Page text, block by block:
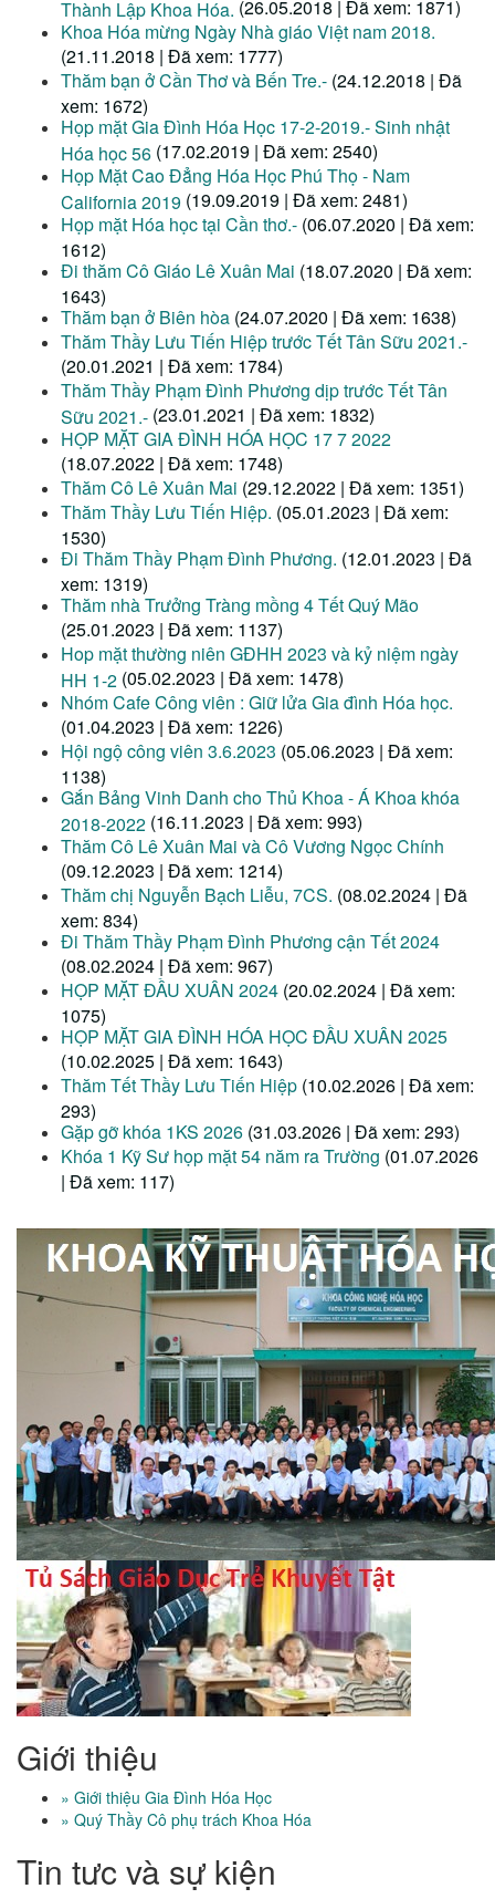
Thành Lập Khoa Hóa. (26.05.2018 | Đã xem: 1871)
Khoa Hóa mừng Ngày Nhà giáo Việt nam 2018.
(21.11.2018 | Đã xem: 1777)
Thăm bạn ở Cần Thơ và Bến Tre.- (24.12.2018 | Đã
xem: 1672)
Họp mặt Gia Đình Hóa Học 17-2-2019.- Sinh nhật
Hóa học 56 (17.02.2019 | Đã xem: 2540)
Họp Mặt Cao Đẳng Hóa Học Phú Thọ - Nam
California 2019 (19.09.2019 | Đã xem: 2481)
Họp mặt Hóa học tại Cần thơ.- (06.07.2020 | Đã xem:
1612)
Đi thăm Cô Giáo Lê Xuân Mai (18.07.2020 | Đã xem:
1643)
Thăm bạn ở Biên hòa (24.07.2020 | Đã xem: 1638)
Thăm Thầy Lưu Tiến Hiệp trước Tết Tân Sữu 2021.-
(20.01.2021 | Đã xem: 1784)
Thăm Thầy Phạm Đình Phương dịp trước Tết Tân
Sữu 2021.- (23.01.2021 | Đã xem: 1832)
HỌP MẶT GIA ĐÌNH HÓA HỌC 17 7 2022
(18.07.2022 | Đã xem: 1748)
Thăm Cô Lê Xuân Mai (29.12.2022 | Đã xem: 1351)
Thăm Thầy Lưu Tiến Hiệp. (05.01.2023 | Đã xem:
1530)
Đi Thăm Thầy Phạm Đình Phương. (12.01.2023 | Đã
xem: 1319)
Thăm nhà Trưởng Tràng mồng 4 Tết Quý Mão
(25.01.2023 | Đã xem: 1137)
Hop mặt thường niên GĐHH 2023 và kỷ niệm ngày
HH 1-2 (05.02.2023 | Đã xem: 1478)
Nhóm Cafe Công viên : Giữ lửa Gia đình Hóa học.
(01.04.2023 | Đã xem: 1226)
Hội ngộ công viên 3.6.2023 (05.06.2023 | Đã xem:
1138)
Gắn Bảng Vinh Danh cho Thủ Khoa - Á Khoa khóa
2018-2022 (16.11.2023 | Đã xem: 993)
Thăm Cô Lê Xuân Mai và Cô Vương Ngọc Chính
(09.12.2023 | Đã xem: 1214)
Thăm chị Nguyễn Bạch Liễu, 7CS. (08.02.2024 | Đã
xem: 834)
Đi Thăm Thầy Phạm Đình Phương cận Tết 2024
(08.02.2024 | Đã xem: 967)
HỌP MẶT ĐẦU XUÂN 2024 (20.02.2024 | Đã xem:
1075)
HỌP MẶT GIA ĐÌNH HÓA HỌC ĐẦU XUÂN 2025
(10.02.2025 | Đã xem: 1643)
Thăm Tết Thầy Lưu Tiến Hiệp (10.02.2026 | Đã xem:
293)
Gặp gỡ khóa 1KS 2026 (31.03.2026 | Đã xem: 293)
Khóa 1 Kỹ Sư họp mặt 54 năm ra Trường (01.07.2026
| Đã xem: 117)
Giới thiệu
» Giới thiệu Gia Đình Hóa Học
» Quý Thầy Cô phụ trách Khoa Hóa
Tin tưc và sự kiện